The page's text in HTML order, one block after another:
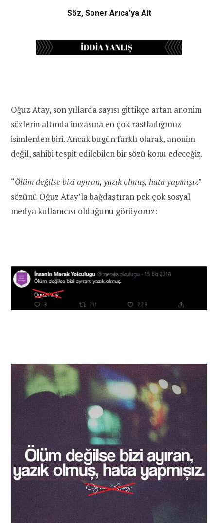
Söz, Soner Arıca’ya Ait
Oğuz Atay, son yıllarda sayısı gittikçe artan anonim
sözlerin altında imzasına en çok rastladığımız
isimlerden biri. Ancak bugün farklı olarak, anonim
değil, sahibi tespit edilebilen bir sözü konu edeceğiz.
“Ölüm değilse bizi ayıran, yazık olmuş, hata yapmışız”
sözünü Oğuz Atay’la bağdaştıran pek çok sosyal
medya kullanıcısı olduğunu görüyoruz: